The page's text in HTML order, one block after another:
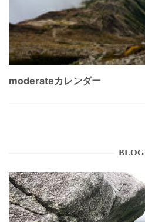
moderateカレンダー
BLOG